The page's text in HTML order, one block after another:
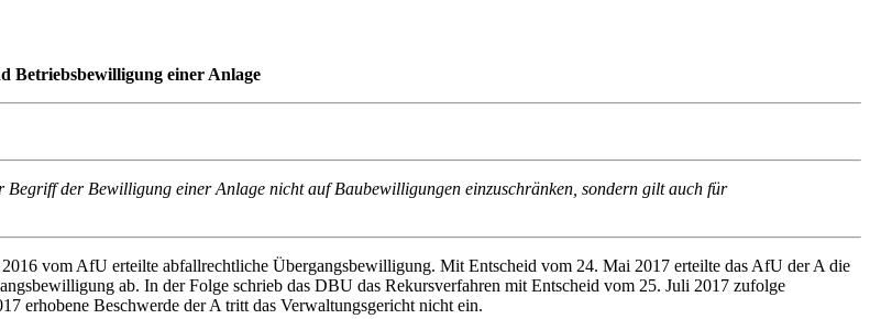
Betriebsbewilligung einer Anlage
der Bewilligung einer Anlage nicht auf Baubewilligungen einzuschränken, sondern gilt auch für
vom AfU erteilte abfallrechtliche Übergangsbewilligung. Mit Entscheid vom 24. Mai 2017 erteilte das AfU der A die
ab. In der Folge schrieb das DBU das Rekursverfahren mit Entscheid vom 25. Juli 2017 zufolge
erhobene Beschwerde der A tritt das Verwaltungsgericht nicht ein.